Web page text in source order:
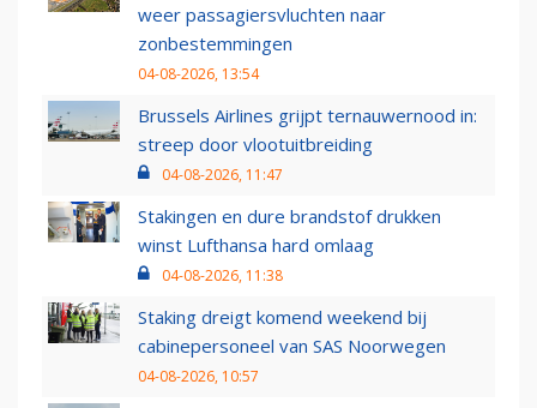
weer passagiersvluchten naar
zonbestemmingen
04-08-2026, 13:54
Brussels Airlines grijpt ternauwernood in:
streep door vlootuitbreiding
04-08-2026, 11:47
Stakingen en dure brandstof drukken
winst Lufthansa hard omlaag
04-08-2026, 11:38
Staking dreigt komend weekend bij
cabinepersoneel van SAS Noorwegen
04-08-2026, 10:57